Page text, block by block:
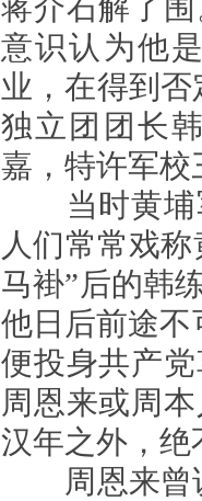
蒋介石解了
意识认为他
业，在得到
独立团团长
嘉，特许军校
当时黄埔
人们常常戏
马褂”后的韩
他日后前途不
便投身共产
周恩来或周
汉年之外，绝
周恩来曾说